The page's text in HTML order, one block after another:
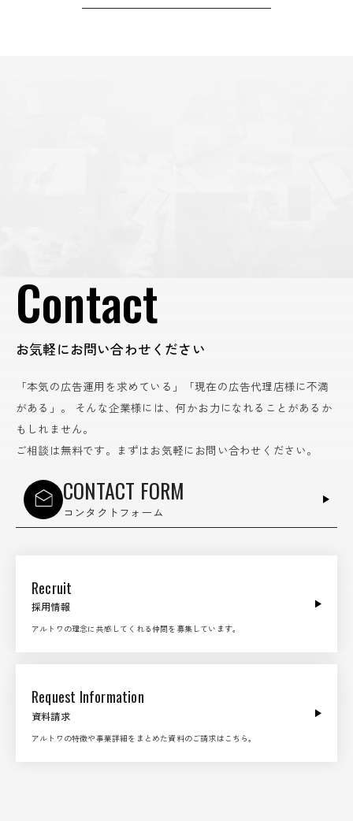
Contact
お気軽にお問い合わせください
「本気の広告運用を求めている」「現在の広告代理店様に不満
がある」。
そんな企業様には、何かお力になれることがあるか
もしれません。
ご相談は無料です。まずはお気軽にお問い合わせください。
CONTACT FORM
コンタクトフォーム
Recruit
採用情報
アルトワの理念に共感してくれる仲間を募集しています。
Request Information
資料請求
アルトワの特徴や事業詳細をまとめた資料のご請求はこちら。